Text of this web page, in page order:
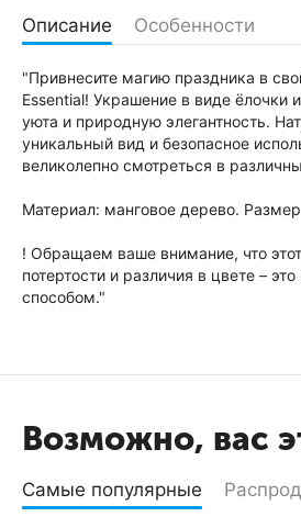
Описание Особенности
"Привнесите магию праздника в
Essential! Украшение в виде ёлочки
уюта и природную элегантность.
уникальный вид и безопасное
великолепно смотреться в
Материал: манговое дерево.
! Обращаем ваше внимание, что
потертости и различия в цвете –
способом."
Возможно, вас
Самые популярные